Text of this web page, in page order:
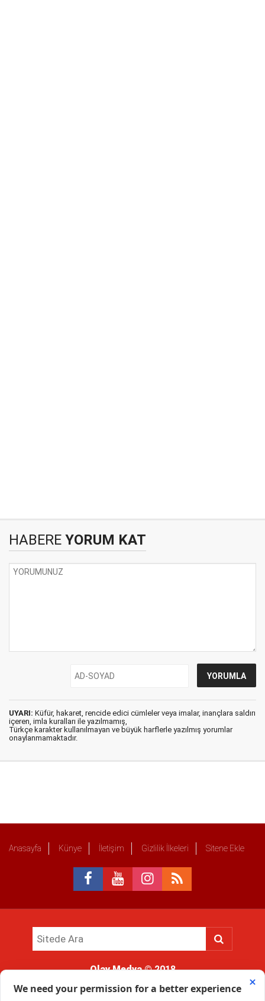
HABERE YORUM KAT
UYARI: Küfür, hakaret, rencide edici cümleler veya imalar, inançlara saldırı
içeren, imla kuralları ile yazılmamış,
Türkçe karakter kullanılmayan ve büyük harflerle yazılmış yorumlar
onaylanmamaktadır.
Anasayfa Künye İletişim Gizlilik İlkeleri Sitene Ekle
Olay Medya© 2018
kullanımı hukuki yaptırıma tabidir.